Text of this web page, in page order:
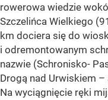
rowerowa wiedzie
Szczelińca Wielkiego
km dociera się do
i odremontowanym
nazwie (Schronisko-
Drogą nad Urwiskiem
Na wyciągnięcie ręki